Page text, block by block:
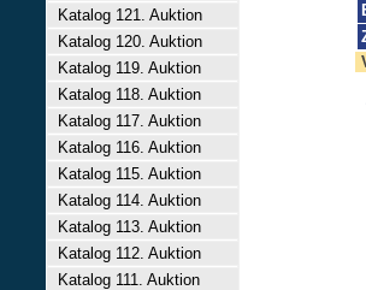
Katalog 121. Auktion
Katalog 120. Auktion
Katalog 119. Auktion
Katalog 118. Auktion
Katalog 117. Auktion
Katalog 116. Auktion
Katalog 115. Auktion
Katalog 114. Auktion
Katalog 113. Auktion
Katalog 112. Auktion
Katalog 111. Auktion